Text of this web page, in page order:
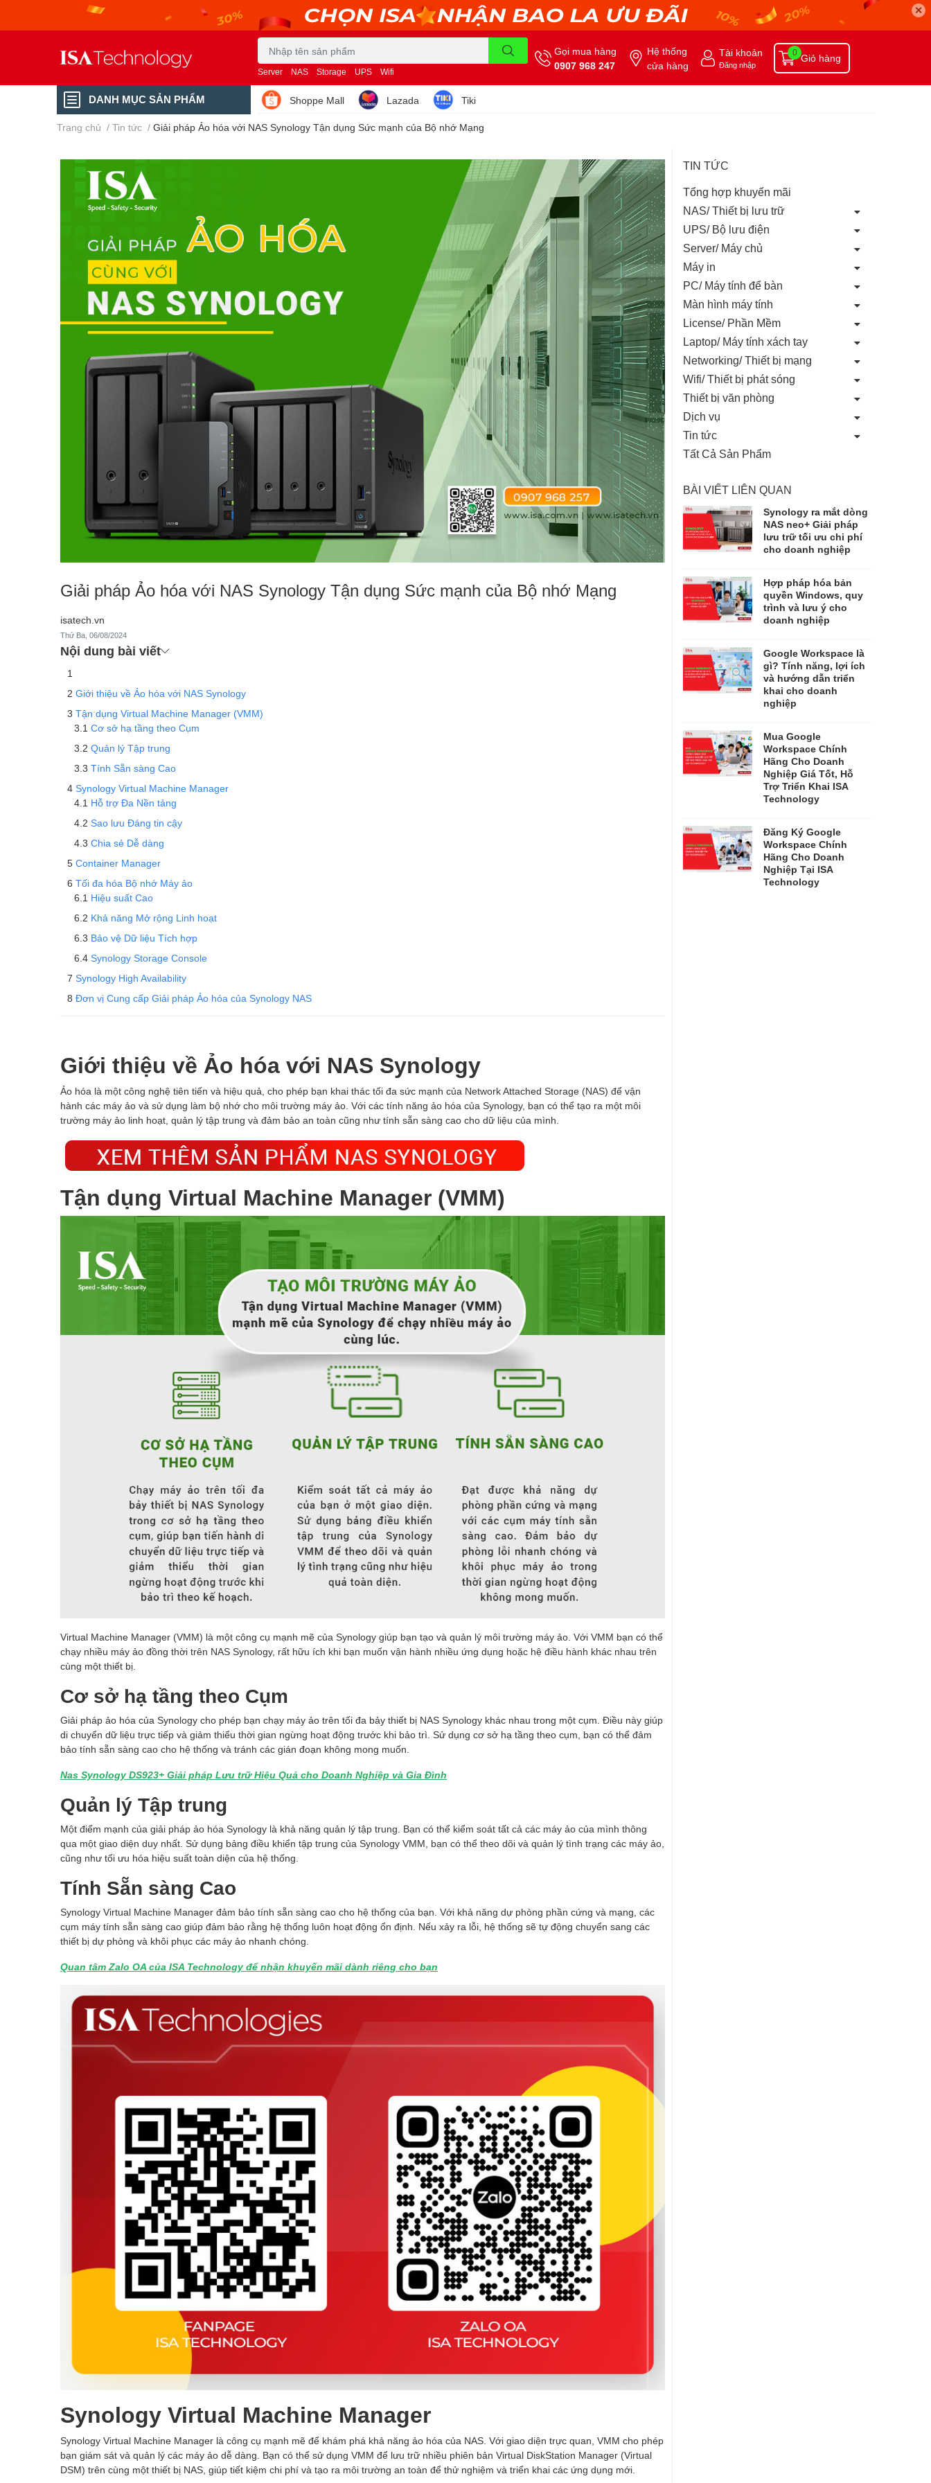
✕
Server NAS Storage UPS Wifi
Gọi mua hàng
0907 968 247
Hệ thống
cửa hàng
Tài khoản
Đăng nhập
Giỏ hàng
0
DANH MỤC SẢN PHẨM Shoppe Mall Lazada Tiki
Trang chủ / Tin tức / Giải pháp Ảo hóa với NAS Synology Tận dụng Sức mạnh của Bộ nhớ Mạng
Giải pháp Ảo hóa với NAS Synology Tận dụng Sức mạnh của Bộ nhớ Mạng
isatech.vn
Thứ Ba, 06/08/2024
Nội dung bài viết
Giới thiệu về Ảo hóa với NAS Synology
Tận dụng Virtual Machine Manager (VMM)
Cơ sở hạ tầng theo Cụm
Quản lý Tập trung
Tính Sẵn sàng Cao
Synology Virtual Machine Manager
Hỗ trợ Đa Nền tảng
Sao lưu Đáng tin cậy
Chia sẻ Dễ dàng
Container Manager
Tối đa hóa Bộ nhớ Máy ảo
Hiệu suất Cao
Khả năng Mở rộng Linh hoạt
Bảo vệ Dữ liệu Tích hợp
Synology Storage Console
Synology High Availability
Đơn vị Cung cấp Giải pháp Ảo hóa của Synology NAS
Giới thiệu về Ảo hóa với NAS Synology
Ảo hóa là một công nghệ tiên tiến và hiệu quả, cho phép bạn khai thác tối đa sức mạnh của Network Attached Storage (NAS) để vận
hành các máy ảo và sử dụng làm bộ nhớ cho môi trường máy ảo. Với các tính năng ảo hóa của Synology, bạn có thể tạo ra một môi
trường máy ảo linh hoạt, quản lý tập trung và đảm bảo an toàn cũng như tính sẵn sàng cao cho dữ liệu của mình.
Tận dụng Virtual Machine Manager (VMM)
Virtual Machine Manager (VMM) là một công cụ mạnh mẽ của Synology giúp bạn tạo và quản lý môi trường máy ảo. Với VMM bạn có thể
chạy nhiều máy ảo đồng thời trên NAS Synology, rất hữu ích khi bạn muốn vận hành nhiều ứng dụng hoặc hệ điều hành khác nhau trên
cùng một thiết bị.
Cơ sở hạ tầng theo Cụm
Giải pháp ảo hóa của Synology cho phép bạn chạy máy ảo trên tối đa bảy thiết bị NAS Synology khác nhau trong một cụm. Điều này giúp
di chuyển dữ liệu trực tiếp và giảm thiểu thời gian ngừng hoạt động trước khi bảo trì. Sử dụng cơ sở hạ tầng theo cụm, bạn có thể đảm
bảo tính sẵn sàng cao cho hệ thống và tránh các gián đoạn không mong muốn.
Nas Synology DS923+ Giải pháp Lưu trữ Hiệu Quả cho Doanh Nghiệp và Gia Đình
Quản lý Tập trung
Một điểm mạnh của giải pháp ảo hóa Synology là khả năng quản lý tập trung. Bạn có thể kiểm soát tất cả các máy ảo của mình thông
qua một giao diện duy nhất. Sử dụng bảng điều khiển tập trung của Synology VMM, bạn có thể theo dõi và quản lý tình trạng các máy ảo,
cũng như tối ưu hóa hiệu suất toàn diện của hệ thống.
Tính Sẵn sàng Cao
Synology Virtual Machine Manager đảm bảo tính sẵn sàng cao cho hệ thống của bạn. Với khả năng dự phòng phần cứng và mạng, các
cụm máy tính sẵn sàng cao giúp đảm bảo rằng hệ thống luôn hoạt động ổn định. Nếu xảy ra lỗi, hệ thống sẽ tự động chuyển sang các
thiết bị dự phòng và khôi phục các máy ảo nhanh chóng.
Quan tâm Zalo OA của ISA Technology để nhận khuyến mãi dành riêng cho bạn
Synology Virtual Machine Manager
Synology Virtual Machine Manager là công cụ mạnh mẽ để khám phá khả năng ảo hóa của NAS. Với giao diện trực quan, VMM cho phép
bạn giám sát và quản lý các máy ảo dễ dàng. Bạn có thể sử dụng VMM để lưu trữ nhiều phiên bản Virtual DiskStation Manager (Virtual
DSM) trên cùng một thiết bị NAS, giúp tiết kiệm chi phí và tạo ra môi trường an toàn để thử nghiệm và triển khai các ứng dụng mới.
TIN TỨC
Tổng hợp khuyến mãi
NAS/ Thiết bị lưu trữ
UPS/ Bộ lưu điện
Server/ Máy chủ
Máy in
PC/ Máy tính để bàn
Màn hình máy tính
License/ Phần Mềm
Laptop/ Máy tính xách tay
Networking/ Thiết bị mạng
Wifi/ Thiết bị phát sóng
Thiết bị văn phòng
Dịch vụ
Tin tức
Tất Cả Sản Phẩm
BÀI VIẾT LIÊN QUAN
Synology ra mắt dòng
NAS neo+ Giải pháp
lưu trữ tối ưu chi phí
cho doanh nghiệp
Hợp pháp hóa bản
quyền Windows, quy
trình và lưu ý cho
doanh nghiệp
Google Workspace là
gì? Tính năng, lợi ích
và hướng dẫn triển
khai cho doanh
nghiệp
Mua Google
Workspace Chính
Hãng Cho Doanh
Nghiệp Giá Tốt, Hỗ
Trợ Triển Khai ISA
Technology
Đăng Ký Google
Workspace Chính
Hãng Cho Doanh
Nghiệp Tại ISA
Technology